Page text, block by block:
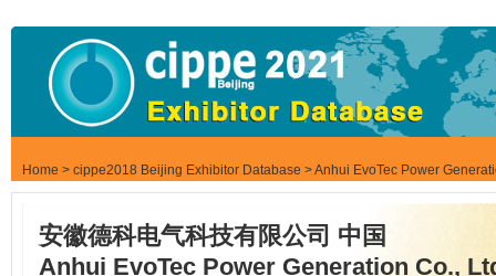
Home > cippe2018 Beijing Exhibitor Database > Anhui EvoTec Power
安徽德科电气科技有限公司 中国
Anhui EvoTec Power Generation Co.,